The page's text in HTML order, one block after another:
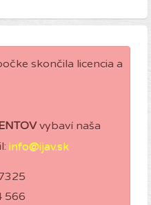
skončila licencia a
vybaví naša
566